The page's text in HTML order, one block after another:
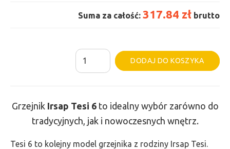
Suma za całość: 317.84 zł brutto
ilość
Grzejnik
-
wys.
DODAJ DO KOSZYKA
Grzejnik Irsap Tesi 6to idealny wybór zarówno do
tradycyjnych, jak i nowoczesnych wnętrz.
Tesi 6 to kolejny model grzejnika z rodziny Irsap Tesi.